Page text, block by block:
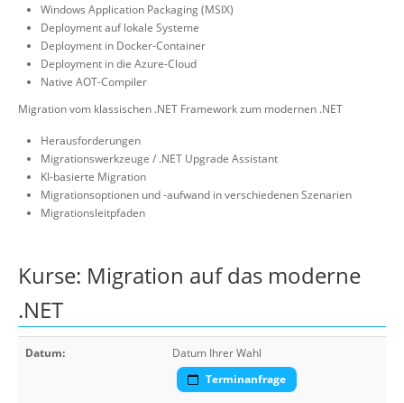
Windows Application Packaging (MSIX)
Deployment auf lokale Systeme
Deployment in Docker-Container
Deployment in die Azure-Cloud
Native AOT-Compiler
Migration vom klassischen .NET Framework zum modernen .NET
Herausforderungen
Migrationswerkzeuge / .NET Upgrade Assistant
KI-basierte Migration
Migrationsoptionen und -aufwand in verschiedenen Szenarien
Migrationsleitpfaden
Kurse: Migration auf das moderne
.NET
Datum:
Datum Ihrer Wahl
Terminanfrage